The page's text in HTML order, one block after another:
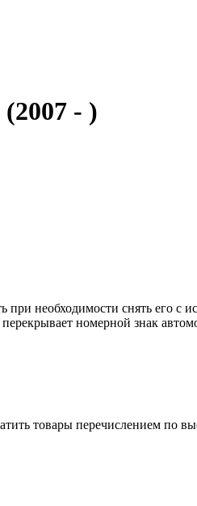
- )
необходимости снять его с
номерной знак
товары перечислением по